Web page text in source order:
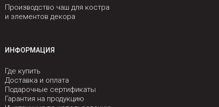
Производство чаш для костра
и элементов декора
ИНФОРМАЦИЯ
Где купить
Доставка и оплата
Подарочные сертификаты
Гарантия на продукцию